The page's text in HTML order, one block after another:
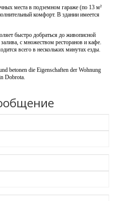
места в подземном гараже (по 13 м²
комфорт. В здании имеется
быстро добраться до живописной
с множеством ресторанов и кафе.
всего в нескольких минутах езды.
betonen die Eigenschaften der Wohnung
Dobrota.